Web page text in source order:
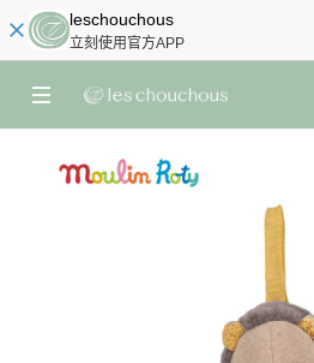
leschouchous
立刻使用官方APP